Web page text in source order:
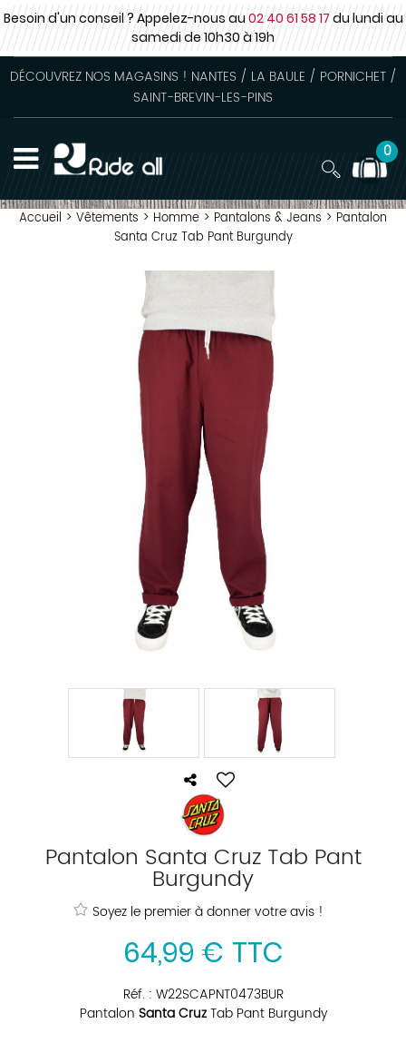
Besoin d'un conseil ? Appelez-nous au02 40 61 58 17du lundi au
samedide 10h30 à 19h
DÉCOUVREZ NOS MAGASINS ! NANTES / LA BAULE / PORNICHET /
SAINT-BREVIN-LES-PINS
0
Accueil > Vêtements > Homme > Pantalons & Jeans > Pantalon
Santa Cruz Tab Pant Burgundy
Pantalon Santa Cruz Tab Pant
Burgundy
Soyez le premier à donner votre avis !
64,99 € TTC
Réf. : W22SCAPNT0473BUR
Pantalon Santa CruzTab Pant Burgundy